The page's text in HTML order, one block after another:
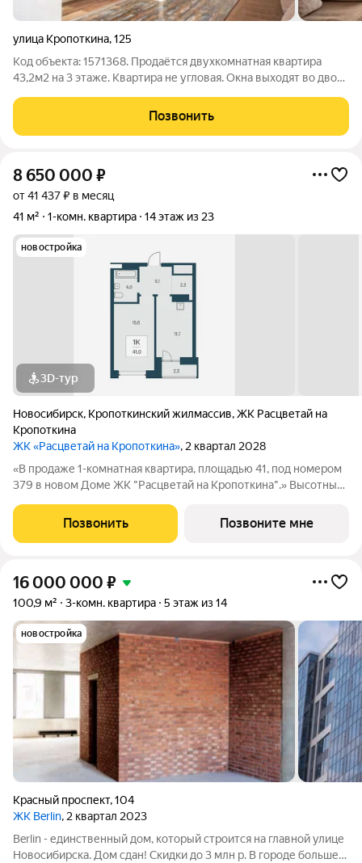
улица Кропоткина,125
Код объекта: 1571368. Продаётся двухкомнатная квартира
43,2м2 на 3 этаже. Квартира не угловая. Окна выходят во двор.
и красивым видом на зеленый двор. Стены зашпаклеваны, на
полу линолеум,
Позвонить
8 650 000 ₽
от 41 437 ₽ в месяц
41 м²
1-комн. квартира 14 этаж из 23
новостройка
3D-тур
Новосибирск, Кропоткинский жилмассив,ЖК Расцветай на
Кропоткина
ЖК «Расцветай на Кропоткина», 2 квартал 2028
«В продаже 1-комнатная квартира, площадью 41, под номером
379 в новом Доме ЖК "Расцветай на Кропоткина".» Высотный
«Ельцовского парка» в 10 минутах от Красного проспекта.
Проект выделяется своей
Позвонить Позвоните мне
16 000 000 ₽
100,9 м² 3-комн. квартира 5 этаж из 14
новостройка
Красный проспект,104
ЖК Berlin, 2 квартал 2023
Berlin - единственный дом, который строится на главной улице
Новосибирска. Дом сдан! Скидки до 3 млн р. В городе больше